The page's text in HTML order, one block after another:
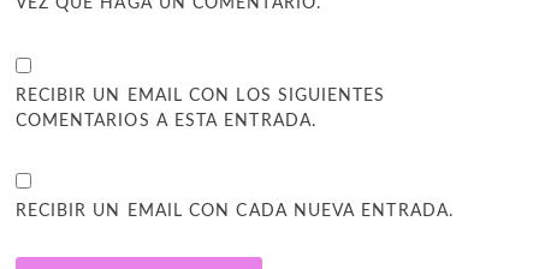
VEZ QUE HAGA UN COMENTARIO.
RECIBIR UN EMAIL CON LOS SIGUIENTES
COMENTARIOS A ESTA ENTRADA.
RECIBIR UN EMAIL CON CADA NUEVA ENTRADA.